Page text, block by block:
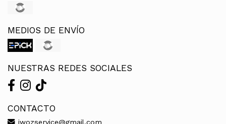
MEDIOS DE ENVÍO
NUESTRAS REDES SOCIALES
CONTACTO
iwozservice@gmail.com